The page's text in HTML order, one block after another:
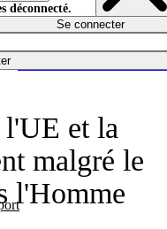
déconnecté.
Se connecter
l'UE et la
malgré le
l'Homme